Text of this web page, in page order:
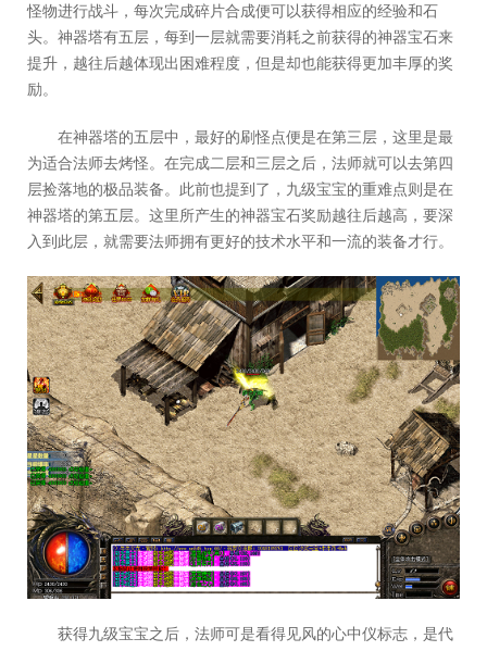
怪物进行战斗，每次完成碎片合成便可以获得相应的经验和石
头。神器塔有五层，每到一层就需要消耗之前获得的神器宝石来
提升，越往后越体现出困难程度，但是却也能获得更加丰厚的奖
励。
在神器塔的五层中，最好的刷怪点便是在第三层，这里是最
为适合法师去烤怪。在完成二层和三层之后，法师就可以去第四
层捡落地的极品装备。此前也提到了，九级宝宝的重难点则是在
神器塔的第五层。这里所产生的神器宝石奖励越往后越高，要深
入到此层，就需要法师拥有更好的技术水平和一流的装备才行。
获得九级宝宝之后，法师可是看得见风的心中仪标志，是代